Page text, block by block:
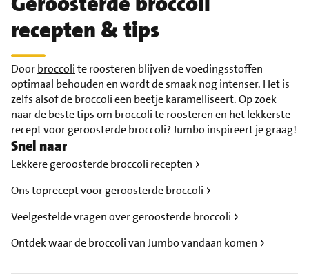
recepten & tips
Doorbroccolite roosteren blijven de voedingsstoffen
optimaal behouden en wordt de smaak nog intenser. Het is
zelfs alsof de broccoli een beetje karamelliseert. Op zoek
naar de beste tips om broccoli te roosteren en het lekkerste
recept voor geroosterde broccoli? Jumbo inspireert je graag!
Snel naar
Lekkere geroosterde broccoli recepten
Ons toprecept voor geroosterde broccoli
Veelgestelde vragen over geroosterde broccoli
Ontdek waar de broccoli van Jumbo vandaan komen